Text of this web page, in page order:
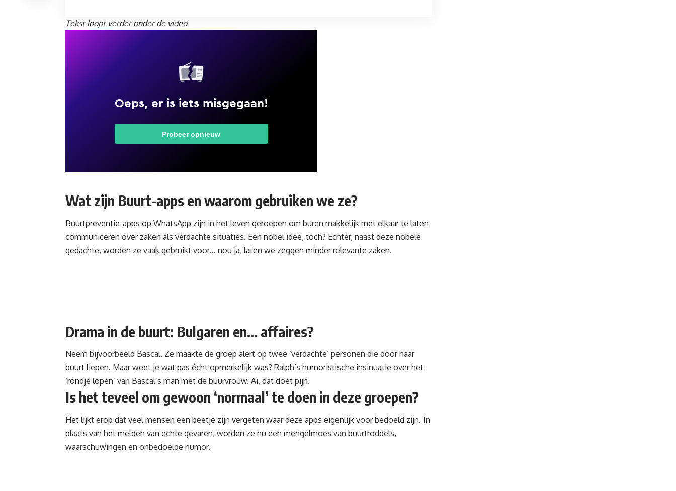
Tekst loopt verder onder de video
Wat zijn Buurt-apps en waarom gebruiken we ze?
Buurtpreventie-apps op WhatsApp zijn in het leven geroepen om buren makkelijk met elkaar te laten
communiceren over zaken als verdachte situaties. Een nobel idee, toch? Echter, naast deze nobele
gedachte, worden ze vaak gebruikt voor… nou ja, laten we zeggen minder relevante zaken.
Drama in de buurt: Bulgaren en… affaires?
Neem bijvoorbeeld Bascal. Ze maakte de groep alert op twee ‘verdachte’ personen die door haar
buurt liepen. Maar weet je wat pas écht opmerkelijk was? Ralph’s humoristische insinuatie over het
‘rondje lopen’ van Bascal’s man met de buurvrouw. Ai, dat doet pijn.
Is het teveel om gewoon ‘normaal’ te doen in deze groepen?
Het lijkt erop dat veel mensen een beetje zijn vergeten waar deze apps eigenlijk voor bedoeld zijn. In
plaats van het melden van echte gevaren, worden ze nu een mengelmoes van buurtroddels,
waarschuwingen en onbedoelde humor.